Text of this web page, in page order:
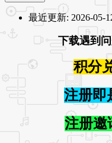
最近更新: 2026-05-
下载遇到
积分
注册即
注册邀